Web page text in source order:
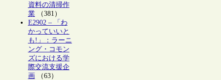
資料の清掃作
業（381）
E2902 – 「わ
かっていいと
も!」：ラーニ
ング・コモン
ズにおける学
際交流支援企
画（63）